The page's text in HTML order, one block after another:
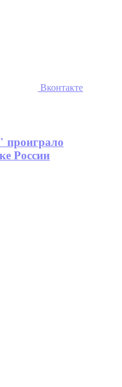
Вконтакте
проиграло
России